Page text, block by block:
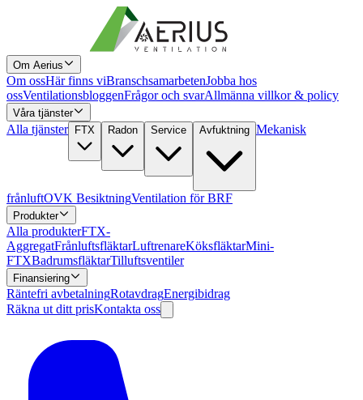
Om Aerius
Om ossHär finns viBranschsamarbetenJobba hos
ossVentilationsbloggenFrågor och svarAllmänna villkor & policy
Våra tjänster
Alla tjänster FTX Radon Service Avfuktning Mekanisk
frånluftOVK BesiktningVentilation för BRF
Produkter
Alla produkterFTX-
AggregatFrånluftsfläktarLuftrenareKöksfläktarMini-
FTXBadrumsfläktarTilluftsventiler
Finansiering
Räntefri avbetalningRotavdragEnergibidrag
Räkna ut ditt prisKontakta oss